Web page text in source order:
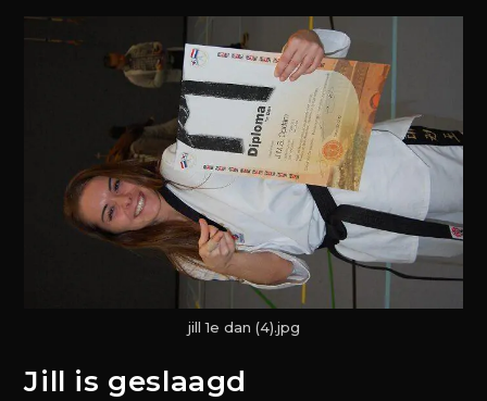
jill 1e dan (4).jpg
Jill is geslaagd